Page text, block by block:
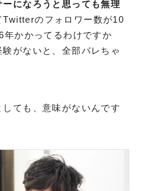
になろうと思っても無理
Twitterのフォロワー数が10
年かかってるわけですか
がないと、全部バレちゃ
ても、意味がないんです